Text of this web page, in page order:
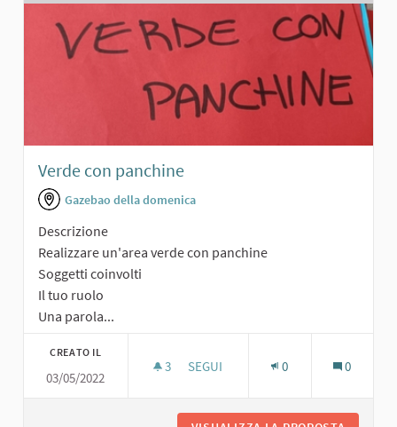
Verde con panchine
Gazebao della domenica
Descrizione
Realizzare un'area verde con panchine
Soggetti coinvolti
Il tuo ruolo
Una parola...
CREATO IL
03/05/2022
3 3 SOSTENITORI
SEGUI 0 0